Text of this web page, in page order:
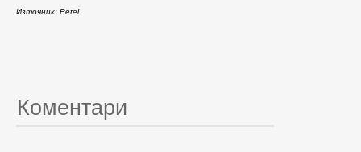
Източник: Petel
Коментари